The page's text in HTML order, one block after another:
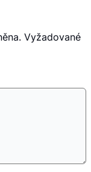
Vyžadované